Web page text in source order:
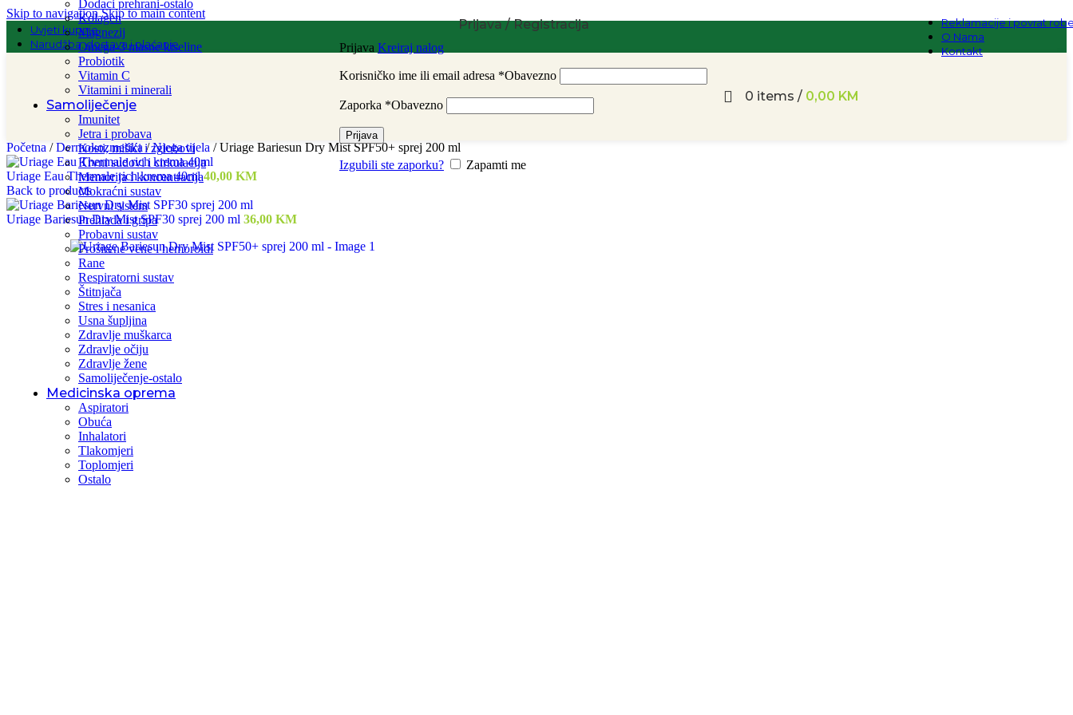
Skip to navigationSkip to main content
Uvjeti kupnje
Narudžba, dostava i plaćanje
Reklamacije i povrat
O Nama
Kontakt
Dodaci prehrani-ostalo
Kolagen
Magnezij
Omega-3 masne kiseline
Probiotik
Vitamin C
Vitamini i minerali
Samoliječenje
Imunitet
Jetra i probava
Kosti, mišići i zglobovi
Krvni sudovi i cirkulacija
Memorija i koncentracija
Mokraćni sustav
Nervni sistem
Prehlada i gripa
Probavni sustav
Proširene vene i hemoroidi
Rane
Respiratorni sustav
Štitnjača
Stres i nesanica
Usna šupljina
Zdravlje muškarca
Zdravlje očiju
Zdravlje žene
Samoliječenje-ostalo
Medicinska oprema
Aspiratori
Obuća
Inhalatori
Tlakomjeri
Toplomjeri
Ostalo
Prijava / Registracija
Prijava Kreiraj nalog
Korisničko ime ili email adresa *Obavezno
Zaporka *Obavezno
Prijava
Izgubili ste zaporku? Zapamti me
0 items / 0,00 KM
Početna / Dermokozmetika/ Njega tijela / Uriage Bariesun Dry Mist SPF50+ sprej 200 ml
Uriage Eau Thermale rich krema 40ml40,00 KM
Back to products
Uriage Bariesun Dry Mist SPF30 sprej 200 ml 36,00 KM